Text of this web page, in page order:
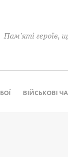
Пам'яті героїв,
БОЇ ВІЙСЬКОВІ